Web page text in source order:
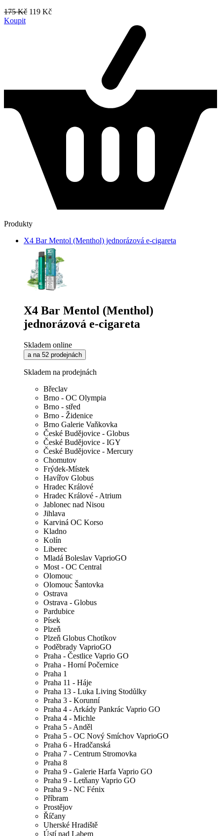
175 Kč 119 Kč
Koupit
Produkty
X4 Bar Mentol (Menthol) jednorázová e-cigareta
X4 Bar Mentol (Menthol)
jednorázová e-cigareta
Skladem online
a na 52 prodejnách
Skladem na prodejnách
Břeclav
Brno - OC Olympia
Brno - střed
Brno - Židenice
Brno Galerie Vaňkovka
České Budějovice - Globus
České Budějovice - IGY
České Budějovice - Mercury
Chomutov
Frýdek-Místek
Havířov Globus
Hradec Králové
Hradec Králové - Atrium
Jablonec nad Nisou
Jihlava
Karviná OC Korso
Kladno
Kolín
Liberec
Mladá Boleslav VaprioGO
Most - OC Central
Olomouc
Olomouc Šantovka
Ostrava
Ostrava - Globus
Pardubice
Písek
Plzeň
Plzeň Globus Chotíkov
Poděbrady VaprioGO
Praha - Čestlice Vaprio GO
Praha - Horní Počernice
Praha 1
Praha 11 - Háje
Praha 13 - Luka Living Stodůlky
Praha 3 - Korunní
Praha 4 - Arkády Pankrác Vaprio GO
Praha 4 - Michle
Praha 5 - Anděl
Praha 5 - OC Nový Smíchov VaprioGO
Praha 6 - Hradčanská
Praha 7 - Centrum Stromovka
Praha 8
Praha 9 - Galerie Harfa Vaprio GO
Praha 9 - Letňany Vaprio GO
Praha 9 - NC Fénix
Příbram
Prostějov
Říčany
Uherské Hradiště
Ústí nad Labem